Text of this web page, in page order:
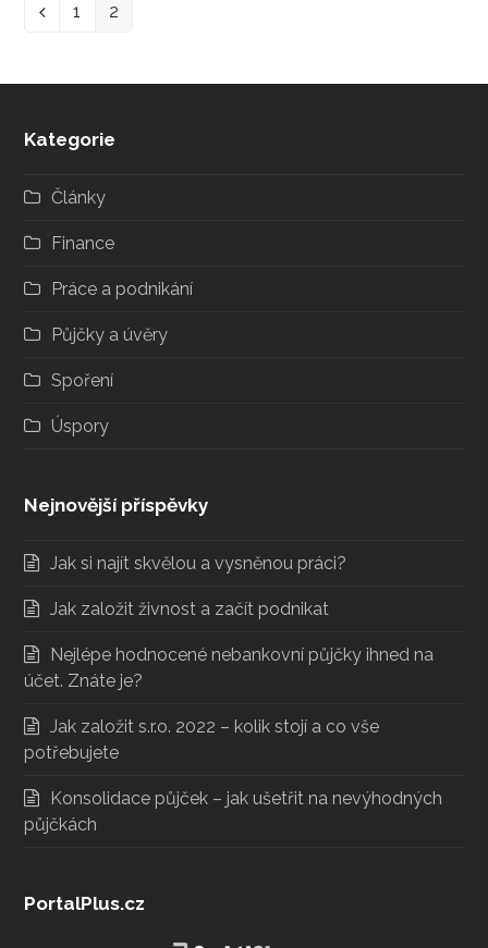
Předchozí
Stránka
1 Stránka
2
Kategorie
Články
Finance
Práce a podnikání
Půjčky a úvěry
Spoření
Úspory
Nejnovější příspěvky
Jak si najít skvělou a vysněnou práci?
Jak založit živnost a začít podnikat
Nejlépe hodnocené nebankovní půjčky ihned na
účet. Znáte je?
Jak založit s.r.o. 2022 – kolik stojí a co vše
potřebujete
Konsolidace půjček – jak ušetřit na nevýhodných
půjčkách
PortalPlus.cz